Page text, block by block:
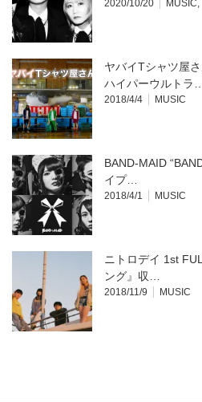
2020/10/20 MUSIC
ヤバイTシャツ屋
ハイパーウルトラ…
2018/4/4 MUSIC
BAND-MAID
イプ…
2018/4/1 MUSIC
ニトロデイ 1st
ング』収…
2018/11/9 MUSIC